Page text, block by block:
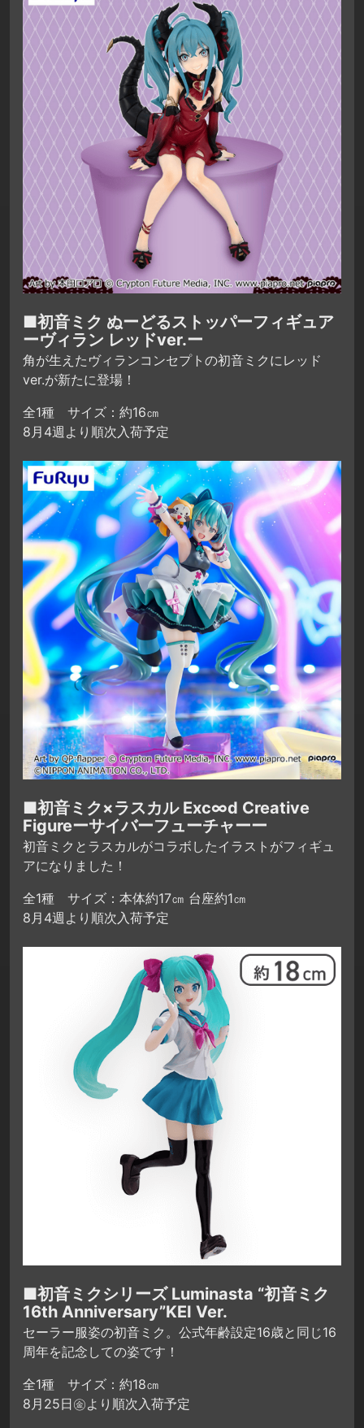
■初音ミク ぬーどるストッパーフィギュア
ーヴィラン レッドver.ー
角が生えたヴィランコンセプトの初音ミクにレッド
ver.が新たに登場！
全1種 サイズ：約16㎝
8月4週より順次入荷予定
■初音ミク×ラスカル Exc∞d Creative
Figureーサイバーフューチャーー
初音ミクとラスカルがコラボしたイラストがフィギュ
アになりました！
全1種 サイズ：本体約17㎝ 台座約1㎝
8月4週より順次入荷予定
■初音ミクシリーズ Luminasta “初音ミク
16th Anniversary”KEI Ver.
セーラー服姿の初音ミク。公式年齢設定16歳と同じ16
周年を記念しての姿です！
全1種 サイズ：約18㎝
8月25日㊎より順次入荷予定